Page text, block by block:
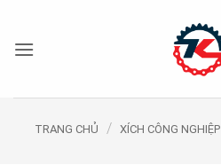
nội
TRANG CHỦ / XÍCH CÔNG NGHIỆP